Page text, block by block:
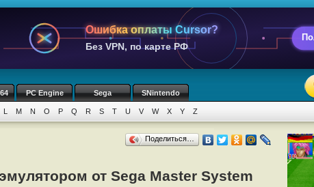
Ошибка оплаты Cursor?
Без VPN, по карте РФ
PC Engine Sega SNintendo
L M N O P Q R S T U V W X Y Z
Поделиться…
от Sega Master System